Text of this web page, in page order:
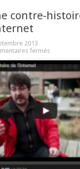
contre-
2013
fermés